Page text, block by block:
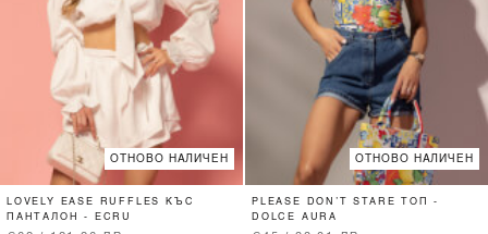
ОТНОВО НАЛИЧЕН
LOVELY EASE RUFFLES КЪС
ПАНТАЛОН - ECRU
ОТНОВО НАЛИЧЕН
PLEASE DON’T STARE ТОП -
DOLCE AURA